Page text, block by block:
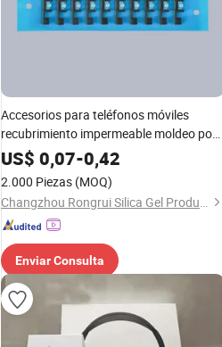
Accesorios para teléfonos móviles
recubrimiento impermeable moldeo por
inyección de plástico
US$ 0,07-0,42
2.000 Piezas (MOQ)
Changzhou Rongrui Silica Gel Production Co., Ltd.
Enviar Consulta